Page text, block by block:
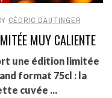
CÉDRIC DAUTINGER
MUY CALIENTE
une édition limitée
format 75cl : la
cuvée ...